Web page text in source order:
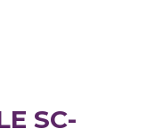
SC-